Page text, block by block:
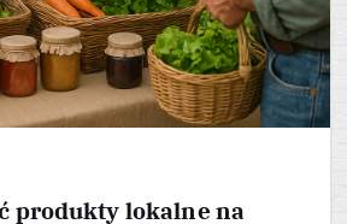
produkty lokalne na